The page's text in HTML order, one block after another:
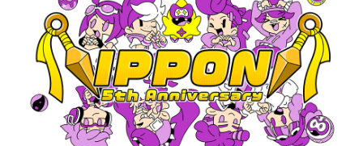
Informazioni sul prodotto
Language